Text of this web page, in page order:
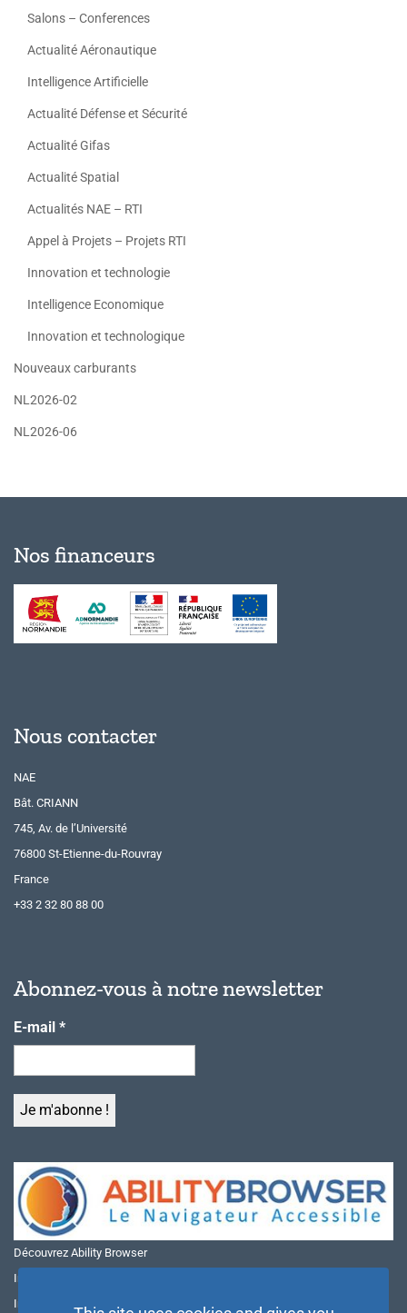
Salons – Conferences
Actualité Aéronautique
Intelligence Artificielle
Actualité Défense et Sécurité
Actualité Gifas
Actualité Spatial
Actualités NAE – RTI
Appel à Projets – Projets RTI
Innovation et technologie
Intelligence Economique
Innovation et technologique
Nouveaux carburants
NL2026-02
NL2026-06
Nos financeurs
Nous contacter
NAE
Bât. CRIANN
745, Av. de l’Université
76800 St-Etienne-du-Rouvray
France
+33 2 32 80 88 00
Abonnez-vous à notre newsletter
E-mail *
Découvrez Ability Browser
Installer Ability Browser sur Windows
Installer Ability Browser sur Mac